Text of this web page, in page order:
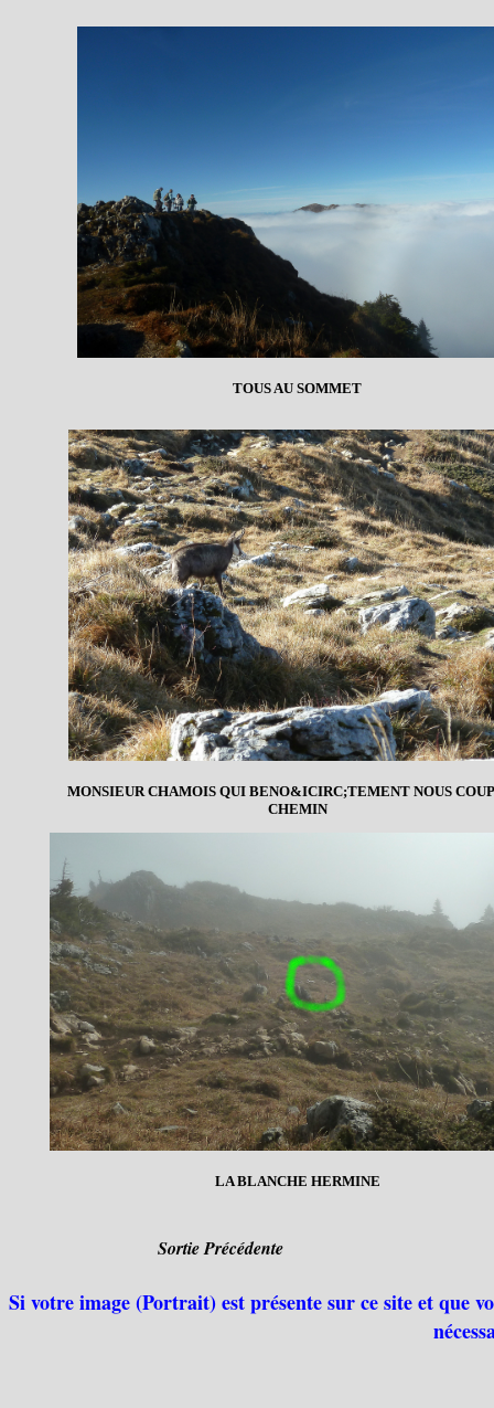
TOUS AU SOMMET
MONSIEUR CHAMOIS QUI BENO&ICIRC;TEMENT NOUS
CHEMIN
LA BLANCHE HERMINE
Sortie Précédente
Si votre image (Portrait) est présente sur ce site et que